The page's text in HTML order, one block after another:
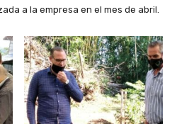
a la empresa en el mes de abril.